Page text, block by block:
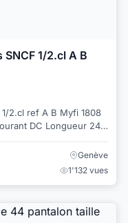
1/2.cl A B
2.cl ref A B Myfi 1808
Genève
1'132 vues